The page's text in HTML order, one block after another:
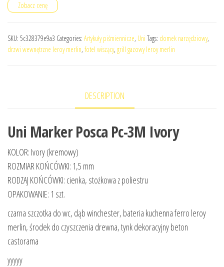
Zobacz cenę
SKU: 5c328379e9a3 Categories: Artykuły piśmiennicze, Uni Tags: domek narzędziowy,
drzwi wewnętrzne leroy merlin, fotel wiszący, grill gazowy leroy merlin
DESCRIPTION
Uni Marker Posca Pc-3M Ivory
KOLOR: Ivory (kremowy)
ROZMIAR KOŃCÓWKI: 1,5 mm
RODZAJ KOŃCÓWKI: cienka, stożkowa z poliestru
OPAKOWANIE: 1 szt.
czarna szczotka do wc, dąb winchester, bateria kuchenna ferro leroy
merlin, środek do czyszczenia drewna, tynk dekoracyjny beton
castorama
yyyyy